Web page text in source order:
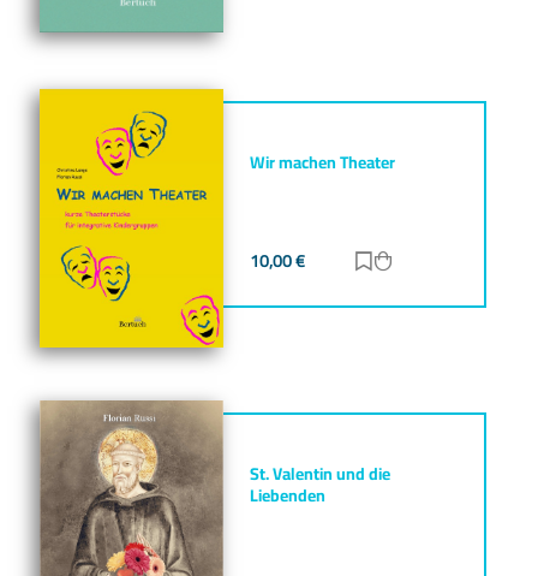
Wir machen Theater
10,00€ Zur Merkliste
St. Valentin und die
Liebenden